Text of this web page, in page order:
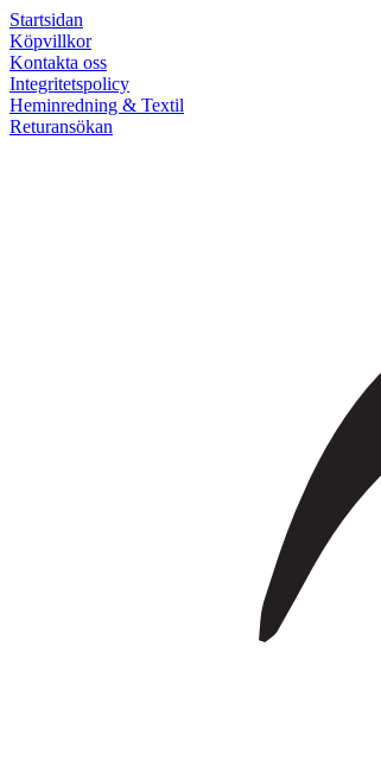
Startsidan
Köpvillkor
Kontakta oss
Integritetspolicy
Heminredning & Textil
Returansökan